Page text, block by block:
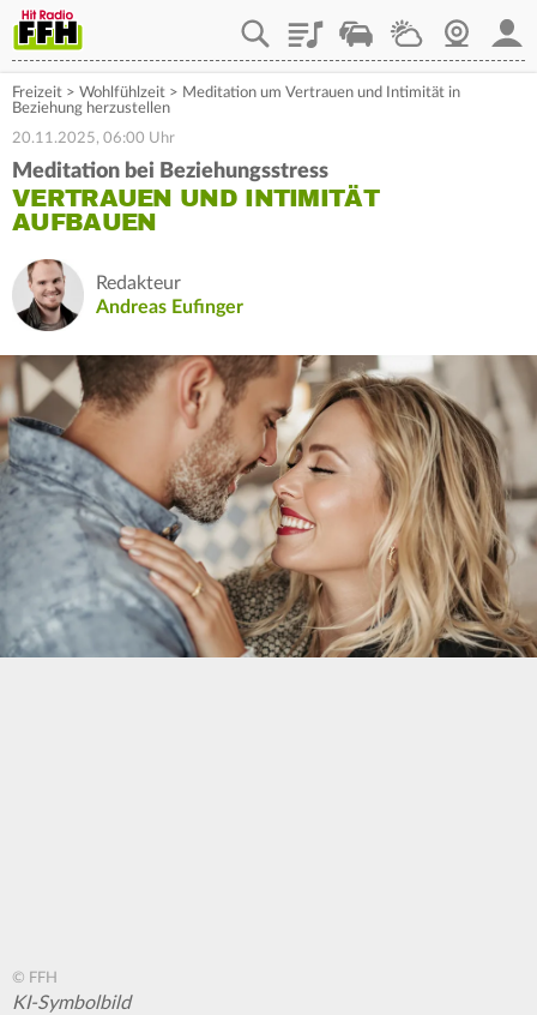
PlaylistStaupilotWetterWebcam
Freizeit > Wohlfühlzeit > Meditation um Vertrauen und Intimität in
Beziehung herzustellen
20.11.2025, 06:00 Uhr
Meditation bei Beziehungsstress
VERTRAUEN UND INTIMITÄT
AUFBAUEN
Redakteur
Andreas Eufinger
© FFH
KI-Symbolbild